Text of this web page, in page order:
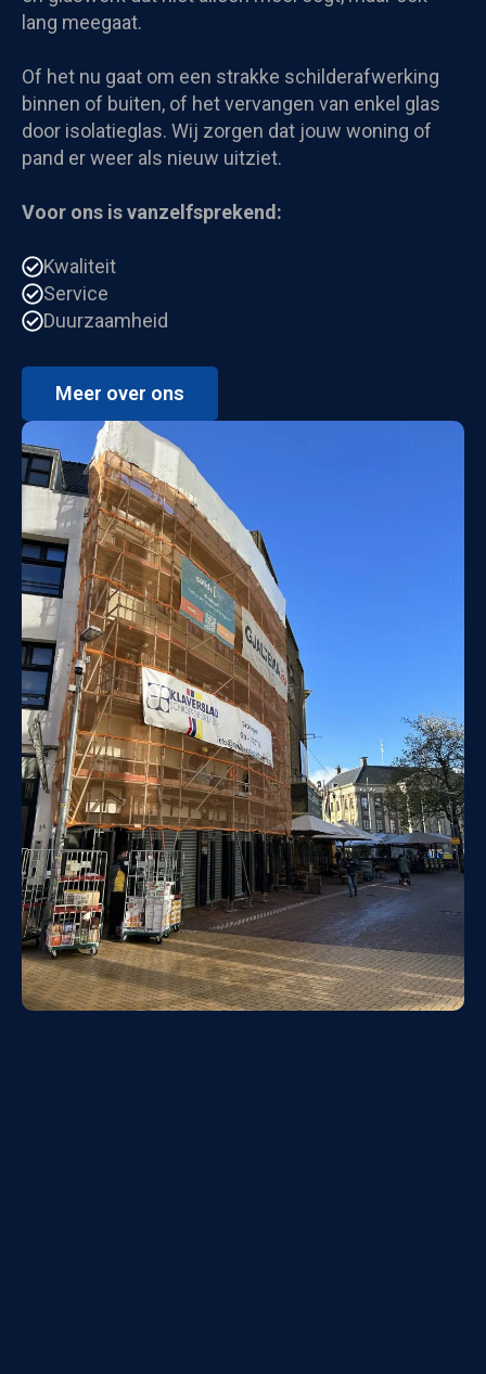
lang meegaat.
Of het nu gaat om een strakke schilderafwerking
binnen of buiten, of het vervangen van enkel glas
door isolatieglas. Wij zorgen dat jouw woning of
pand er weer als nieuw uitziet.
Voor ons is vanzelfsprekend:
Kwaliteit
Service
Duurzaamheid
Meer over ons